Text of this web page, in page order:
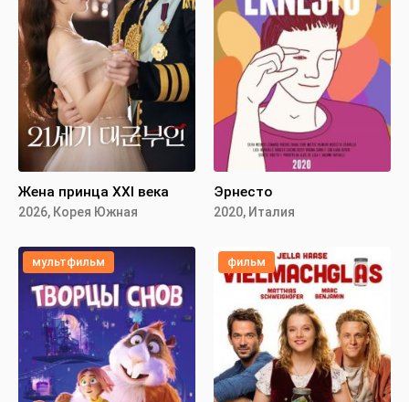
Жена принца XXI века
2026, Корея Южная
Эрнесто
2020, Италия
мультфильм фильм